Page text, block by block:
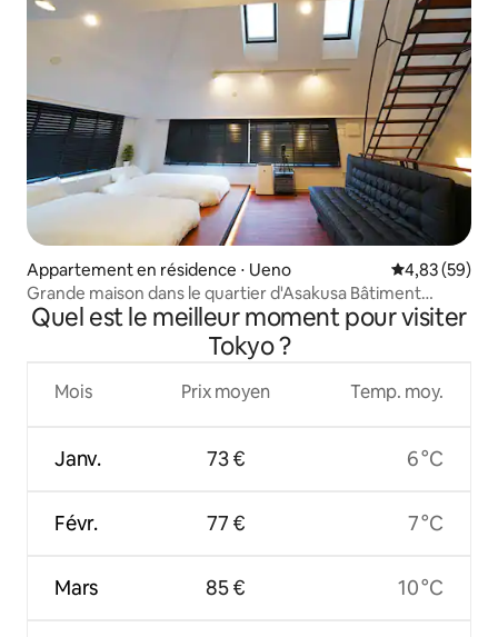
Appartement en résidence ⋅ Ueno Évaluation
4,83 (59)
Grande maison dans le quartier d'Asakusa Bâtiment
complet/5 étages
Quel est le meilleur moment pour visiter
Tokyo ?
Mois
Janv.
Févr.
Mars
Prix moyen
73 €
77 €
85 €
Temp. moy.
6 °C
7 °C
10 °C